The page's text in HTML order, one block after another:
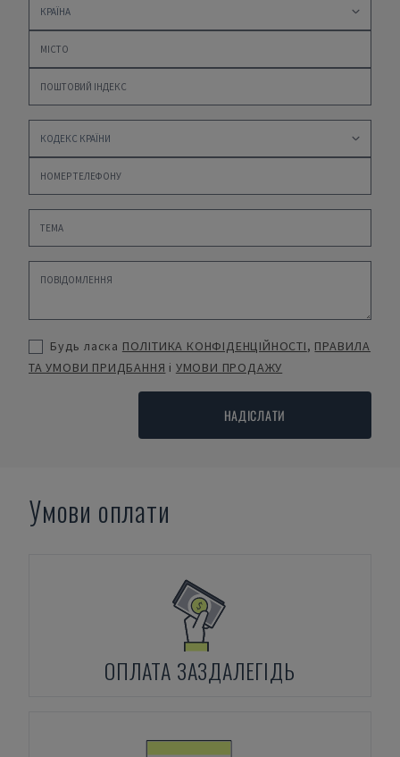
Будь ласка ПОЛІТИКА КОНФІДЕНЦІЙНОСТІ, ПРАВИЛА
ТА УМОВИ ПРИДБАННЯ і УМОВИ ПРОДАЖУ
НАДІСЛАТИ
Умови оплати
ОПЛАТА ЗАЗДАЛЕГІДЬ